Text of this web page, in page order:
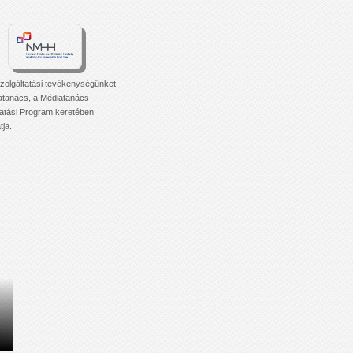
tevékenységünket
a Médiatanács
Program keretében